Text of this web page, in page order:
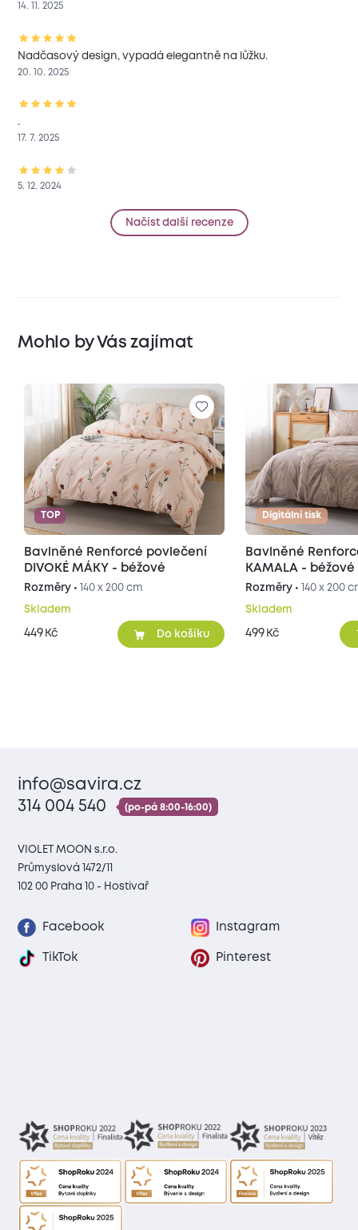
14. 11. 2025
Nadčasový design, vypadá elegantně na lůžku.
20. 10. 2025
.
17. 7. 2025
5. 12. 2024
Načíst další recenze
Mohlo by Vás zajímat
TOP
Bavlněné Renforcé povlečení
DIVOKÉ MÁKY - béžové
Rozměry • 140 x 200 cm
Skladem
449 Kč Do košíku
Digitální tisk
Bavlněné
KAMALA - béžové
Rozměry • 140 x 200
Skladem
499 Kč
info@savira.cz
314 004 540
(po-pá 8:00-16:00)
VIOLET MOON s.r.o.
Průmyslová 1472/11
102 00 Praha 10 - Hostivař
Facebook Instagram
TikTok Pinterest